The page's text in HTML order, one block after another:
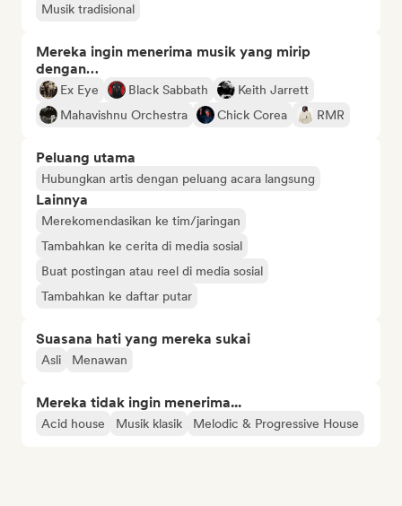
Musik tradisional
Mereka ingin menerima musik yang mirip
dengan…
Ex Eye Black Sabbath
Keith Jarrett
Mahavishnu Orchestra
Chick Corea RMR
Peluang utama
Hubungkan artis dengan peluang acara langsung
Lainnya
Merekomendasikan ke tim/jaringan
Tambahkan ke cerita di media sosial
Buat postingan atau reel di media sosial
Tambahkan ke daftar putar
Suasana hati yang mereka sukai
Asli Menawan
Mereka tidak ingin menerima...
Acid house Musik klasik Melodic & Progressive House